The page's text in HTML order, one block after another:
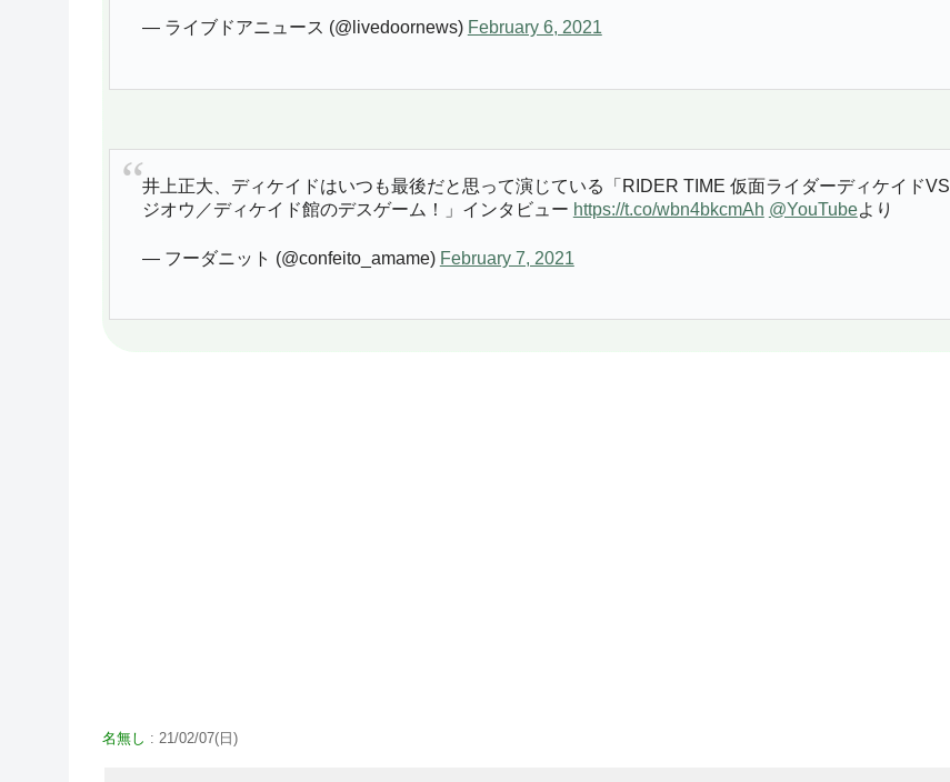
— ライブドアニュース (@livedoornews) February 6, 2021
井上正大、ディケイドはいつも最後だと思って演じている「RIDER TIME 仮面ライダーディケイドVS
ジオウ／ディケイド館のデスゲーム！」インタビュー https://t.co/wbn4bkcmAh @YouTubeより
— フーダニット (@confeito_amame) February 7, 2021
名無し : 21/02/07(日)